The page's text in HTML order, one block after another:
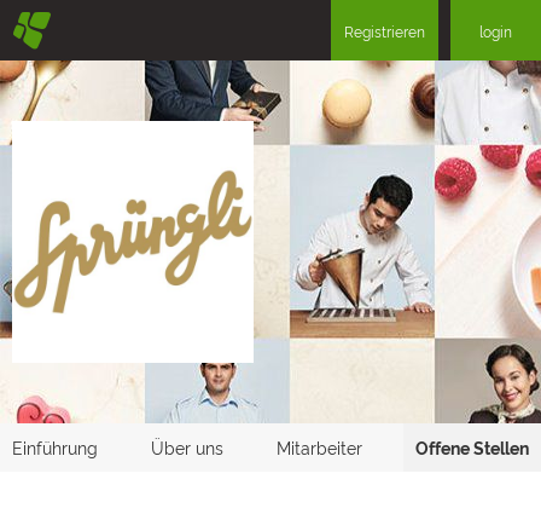
§ Registrieren login
Einführung Über uns Mitarbeiter Offene Stellen